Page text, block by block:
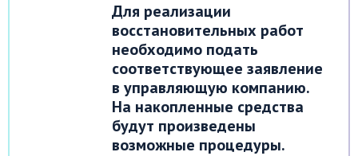
Для реализации
восстановительных работ
необходимо подать
соответствующее заявление
в управляющую компанию.
На накопленные средства
будут произведены
возможные процедуры.